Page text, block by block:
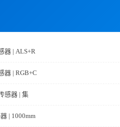
器 | ALS+R
器 | RGB+C
感器 | 集
| 1000mm